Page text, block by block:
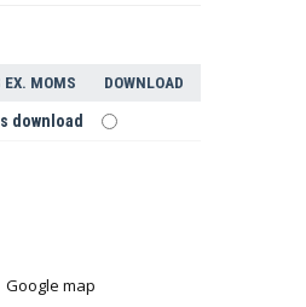
EX. MOMS DOWNLOAD
download
Google map